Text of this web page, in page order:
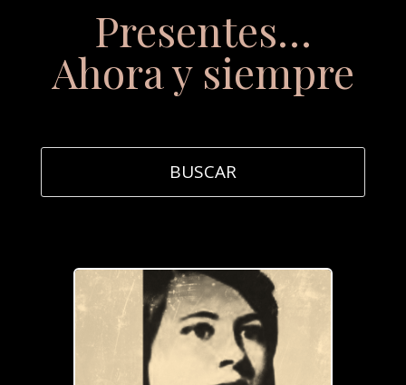
Presentes…
Ahora y siempre